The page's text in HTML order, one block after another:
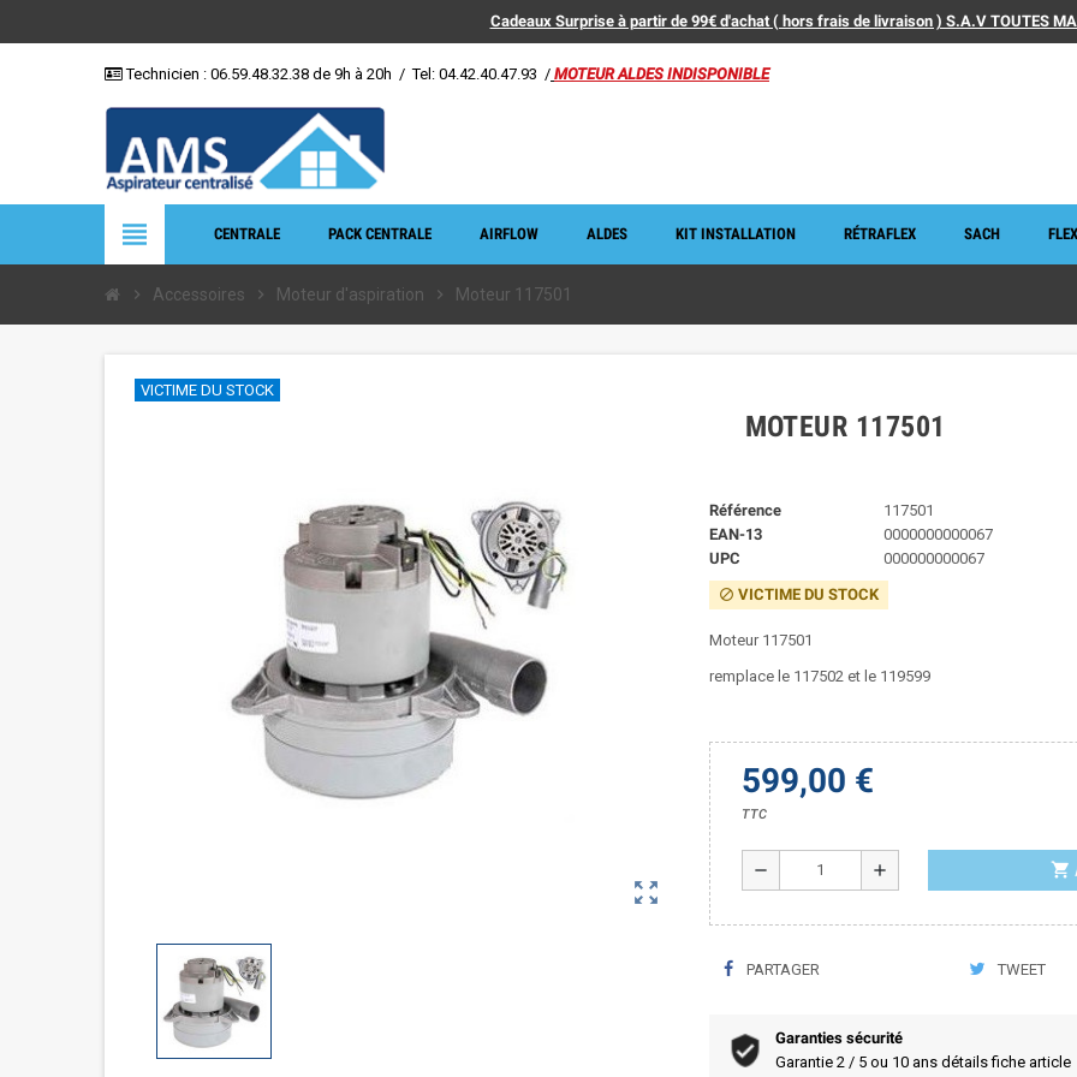
Cadeaux Surprise à partir de 99€ d'achat ( hors frais de livraison ) S.A.V TOUTES
Technicien : 06.59.48.32.38 de 9h à 20h / Tel: 04.42.40.47.93 / MOTEUR ALDES INDISPONIBLE
view_headline CENTRALE PACK CENTRALE AIRFLOW ALDES KIT INSTALLATION RÉTRAFLEX SACH
chevron_right Accessoires chevron_right Moteur d'aspiration chevron_right Moteur 117501
zoom_out_map
VICTIME DU STOCK
MOTEUR 117501
Référence
117501
EAN-13
0000000000067
UPC
000000000067
block VICTIME DU STOCK
Moteur 117501
remplace le 117502 et le 119599
599,00 €
TTC
remove add shopping_cart
PARTAGER TWEET
Garanties sécurité
Garantie 2 / 5 ou 10 ans détails fiche article